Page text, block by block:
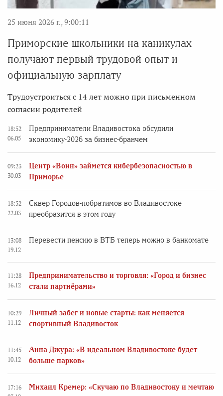
25 июня 2026 г., 9:00:11
Приморские школьники на каникулах
получают первый трудовой опыт и
официальную зарплату
Трудоустроиться с 14 лет можно при письменном
согласии родителей
18:52
06.05
Предприниматели Владивостока обсудили
экономику-2026 за бизнес-бранчем
09:23
30.03
Центр «Воин» займется кибербезопасностью в
Приморье
18:52
22.03
Сквер Городов-побратимов во Владивостоке
преобразится в этом году
13:08
19.12
Перевести пенсию в ВТБ теперь можно в банкомате
11:28
16.12
Предпринимательство и торговля: «Город и бизнес
стали партнёрами»
10:29
11.12
Личный забег и новые старты: как меняется
спортивный Владивосток
11:45
10.12
Анна Джура: «В идеальном Владивостоке будет
больше парков»
17:16
Михаил Кремер: «Скучаю по Владивостоку и мечтаю